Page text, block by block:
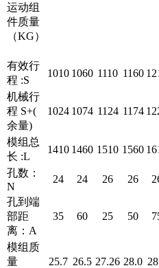
运动组
件质量
（KG）
有效行
程 :S
1010 1060 1110 1160
机械行
程 S+(
余量)
1024 1074 1124 1174
模组总
长 :L
1410 1460 1510 1560
孔数：
N
24 24 26 26
孔到端
部距
离：A
35 60 25 50
模组质
量
25.7 26.5 27.26 28.0